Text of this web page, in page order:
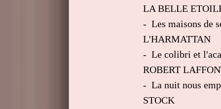
LA BELLE
- Les maisons de
L'HARMATTAN
- Le colibri et
ROBERT
- La nuit nous
STOCK